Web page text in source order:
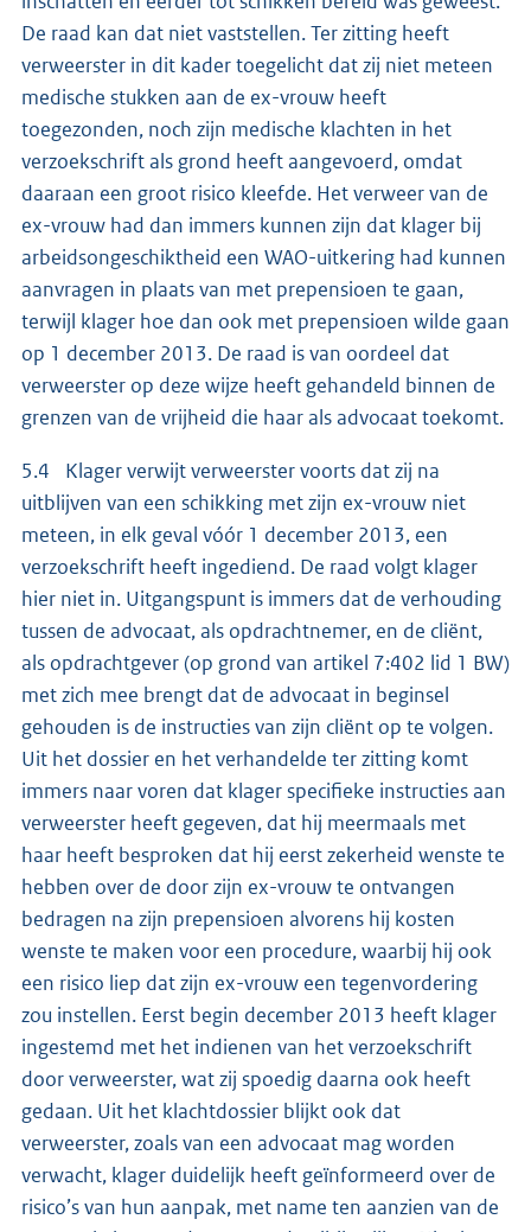
De raad kan dat niet vaststellen. Ter zitting heeft
verweerster in dit kader toegelicht dat zij niet meteen
medische stukken aan de ex-vrouw heeft
toegezonden, noch zijn medische klachten in het
verzoekschrift als grond heeft aangevoerd, omdat
daaraan een groot risico kleefde. Het verweer van de
ex-vrouw had dan immers kunnen zijn dat klager bij
arbeidsongeschiktheid een WAO-uitkering had kunnen
aanvragen in plaats van met prepensioen te gaan,
terwijl klager hoe dan ook met prepensioen wilde gaan
op 1 december 2013. De raad is van oordeel dat
verweerster op deze wijze heeft gehandeld binnen de
grenzen van de vrijheid die haar als advocaat toekomt.
5.4 Klager verwijt verweerster voorts dat zij na
uitblijven van een schikking met zijn ex-vrouw niet
meteen, in elk geval vóór 1 december 2013, een
verzoekschrift heeft ingediend. De raad volgt klager
hier niet in. Uitgangspunt is immers dat de verhouding
tussen de advocaat, als opdrachtnemer, en de cliënt,
als opdrachtgever (op grond van artikel 7:402 lid 1 BW)
met zich mee brengt dat de advocaat in beginsel
gehouden is de instructies van zijn cliënt op te volgen.
Uit het dossier en het verhandelde ter zitting komt
immers naar voren dat klager specifieke instructies aan
verweerster heeft gegeven, dat hij meermaals met
haar heeft besproken dat hij eerst zekerheid wenste te
hebben over de door zijn ex-vrouw te ontvangen
bedragen na zijn prepensioen alvorens hij kosten
wenste te maken voor een procedure, waarbij hij ook
een risico liep dat zijn ex-vrouw een tegenvordering
zou instellen. Eerst begin december 2013 heeft klager
ingestemd met het indienen van het verzoekschrift
door verweerster, wat zij spoedig daarna ook heeft
gedaan. Uit het klachtdossier blijkt ook dat
verweerster, zoals van een advocaat mag worden
verwacht, klager duidelijk heeft geïnformeerd over de
risico’s van hun aanpak, met name ten aanzien van de